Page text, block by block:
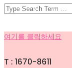
SEARCH
여기를 클릭하세요
T : 1670-8611